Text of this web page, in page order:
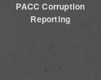
PACC Corruption
Reporting